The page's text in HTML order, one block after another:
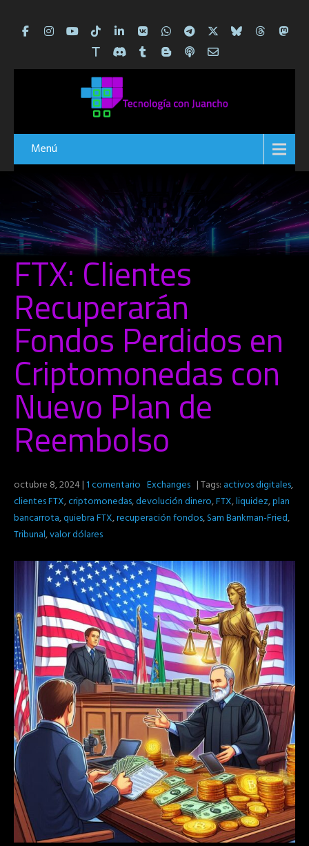
Menú
FTX: Clientes
Recuperarán
Fondos Perdidos en
Criptomonedas con
Nuevo Plan de
Reembolso
octubre 8, 2024|1 comentario Exchanges | Tags: activos digitales,
clientes FTX,criptomonedas,devolución dinero,FTX,liquidez,plan
bancarrota,quiebra FTX,recuperación fondos,Sam Bankman-Fried,
Tribunal,valor dólares